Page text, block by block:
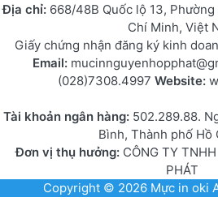
Địa chỉ: 668/48B Quốc lộ 13,
Chí Minh, Việt
Giấy chứng nhận đăng ký kinh
Email:
(028)7308.4997 Website:
Tài khoản ngân hàng: 502.289.88.
Bình, Thành phố Hồ
Đơn vị thụ hưởng:CÔNG TY
PHÁT
Copyright © 2026 Mực in oki